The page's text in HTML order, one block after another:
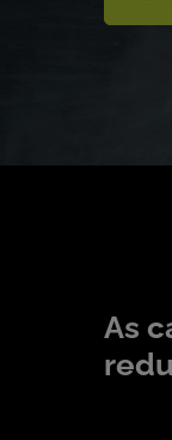
As